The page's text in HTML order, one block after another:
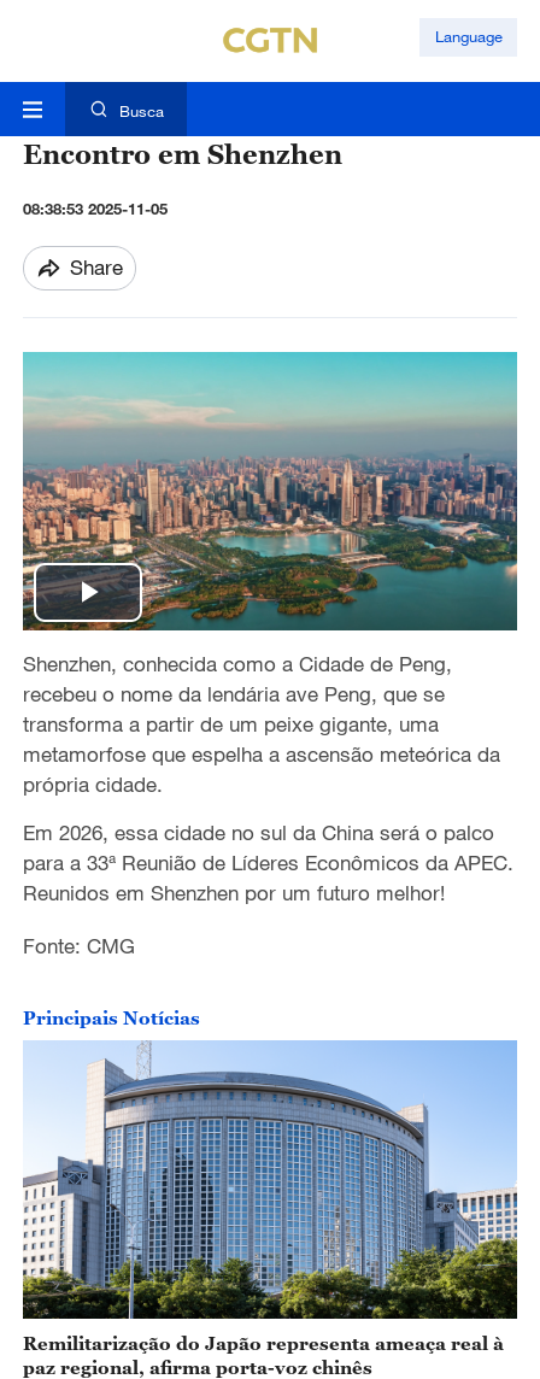
Language
Busca
Encontro em Shenzhen
08:38:53 2025-11-05
Share
P
l
a
y
V
i
d
o
Shenzhen, conhecida como a Cidade de Peng,
recebeu o nome da lendária ave Peng, que se
transforma a partir de um peixe gigante, uma
metamorfose que espelha a ascensão meteórica da
própria cidade.
Em 2026, essa cidade no sul da Chinaserá o palco
para a33ª Reunião de Líderes Econômicos da APEC.
Reunidos em Shenzhen por um futuro melhor!
Fonte: CMG
Principais Notícias
Remilitarização do Japão representa ameaça real à
paz regional, afirma porta-voz chinês